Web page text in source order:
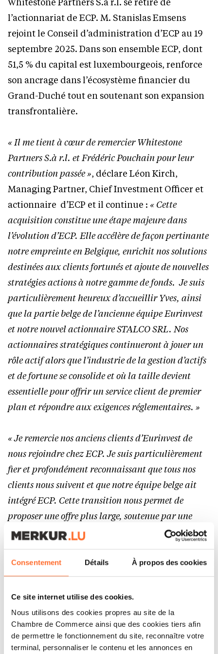
Consentement Détails À propos des cookies
Ce site internet utilise des cookies.
Nous utilisons des cookies propres au site de la
Chambre de Commerce ainsi que des cookies tiers afin
de permettre le fonctionnement du site, reconnaître votre
terminal, personnaliser le contenu et les annonces en
l’actionnariat de ECP. M. Stanislas Emsens
rejoint le Conseil d’administration d’ECP au 19
septembre 2025. Dans son ensemble ECP, dont
51,5 % du capital est luxembourgeois, renforce
son ancrage dans l’écosystème financier du
Grand-Duché tout en soutenant son expansion
transfrontalière.
« Il me tient à cœur de remercier Whitestone
Partners S.à r.l. et Frédéric Pouchain pour leur
contribution passée », déclare Léon Kirch,
Managing Partner, Chief Investment Officer et
actionnaire d’ECP et il continue : « Cette
acquisition constitue une étape majeure dans
l’évolution d’ECP. Elle accélère de façon pertinante
notre empreinte en Belgique, enrichit nos solutions
destinées aux clients fortunés et ajoute de nouvelles
stratégies actions à notre gamme de fonds. Je suis
particulièrement heureux d’accueillir Yves, ainsi
que la partie belge de l’ancienne équipe Eurinvest
et notre nouvel actionnaire STALCO SRL. Nos
actionnaires stratégiques continueront à jouer un
rôle actif alors que l’industrie de la gestion d’actifs
et de fortune se consolide et où la taille devient
essentielle pour offrir un service client de premier
plan et répondre aux exigences réglementaires. »
« Je remercie nos anciens clients d’Eurinvest de
nous rejoindre chez ECP. Je suis particulièrement
fier et profondément reconnaissant que tous nos
clients nous suivent et que notre équipe belge ait
intégré ECP. Cette transition nous permet de
proposer une offre plus large, soutenue par une
gouvernance de niveau institutionnel et une
philosophie d’investissement value de long terme,
tout en préservant la relation de proximité à
laquelle nos clients sont attachés », indique Yves
Colot, Head of Wealth Management Belgium.
Nous sommes heureux de soutenir ECP en tant
qu’actionnaire stratégique : la discipline
d’investissement d’ECP et sa présence croissante en